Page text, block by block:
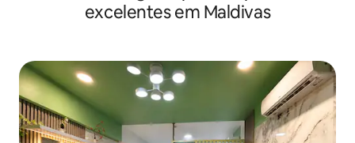
excelentes em Maldivas